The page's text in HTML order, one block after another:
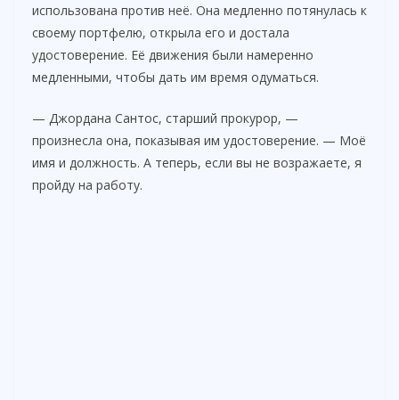
использована против неё. Она медленно потянулась к
своему портфелю, открыла его и достала
удостоверение. Её движения были намеренно
медленными, чтобы дать им время одуматься.
— Джордана Сантос, старший прокурор, —
произнесла она, показывая им удостоверение. — Моё
имя и должность. А теперь, если вы не возражаете, я
пройду на работу.